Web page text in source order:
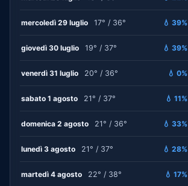
mercoledì 29 luglio 17° / 36° 💧 39%
giovedì 30 luglio 19° / 37° 💧 39%
venerdì 31 luglio 20° / 36° 💧 0%
sabato 1 agosto 21° / 37° 💧 11%
domenica 2 agosto 21° / 36° 💧 33%
lunedì 3 agosto 21° / 37° 💧 28%
martedì 4 agosto 22° / 38° 💧 17%